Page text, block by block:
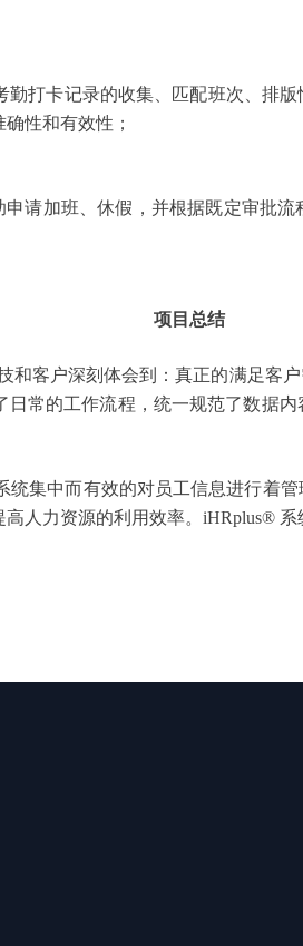
打卡记录的收集、匹配班次、排
性和有效性；
请加班、休假，并根据既定审批
项目总结
和客户深刻体会到：真正的满足客
常的工作流程，统一规范了数据
统集中而有效的对员工信息进行着
人力资源的利用效率。iHRplus® 系